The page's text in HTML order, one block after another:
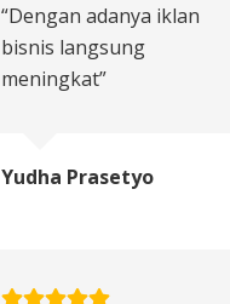
“Dengan adanya iklan
bisnis langsung
meningkat”
Yudha Prasetyo